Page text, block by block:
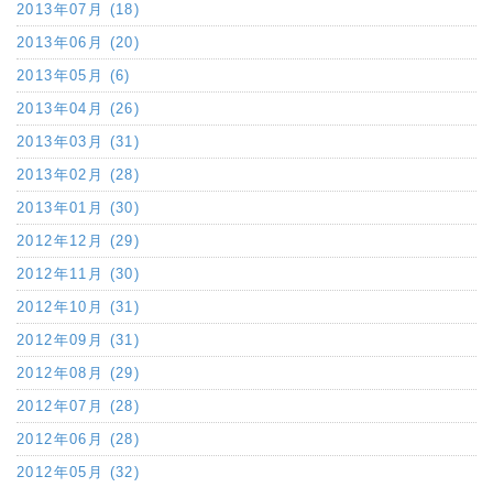
2013年07月 (18)
2013年06月 (20)
2013年05月 (6)
2013年04月 (26)
2013年03月 (31)
2013年02月 (28)
2013年01月 (30)
2012年12月 (29)
2012年11月 (30)
2012年10月 (31)
2012年09月 (31)
2012年08月 (29)
2012年07月 (28)
2012年06月 (28)
2012年05月 (32)